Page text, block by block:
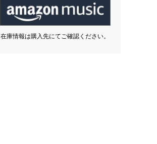
在庫情報は購入先にてご確認ください。